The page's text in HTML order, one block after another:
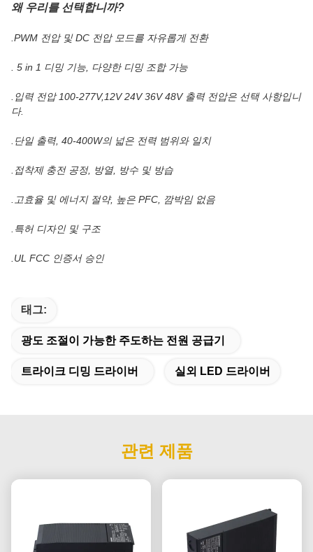
왜 우리를 선택합니까?
.PWM 전압 및 DC 전압 모드를 자유롭게 전환
. 5 in 1 디밍 기능, 다양한 디밍 조합 가능
.입력 전압 100-277V,12V 24V 36V 48V 출력 전압은 선택 사항입니
다.
.단일 출력, 40-400W의 넓은 전력 범위와 일치
.접착제 충전 공정, 방열, 방수 및 방습
.고효율 및 에너지 절약, 높은 PFC, 깜박임 없음
.특허 디자인 및 구조
.UL FCC 인증서 승인
태그:
광도 조절이 가능한 주도하는 전원 공급기
트라이크 디밍 드라이버 실외 LED 드라이버
관련 제품